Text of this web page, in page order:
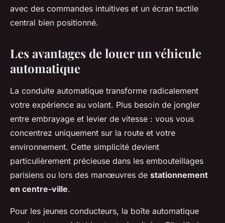
avec des commandes intuitives et un écran tactile
central bien positionné.
Les avantages de louer un véhicule
automatique
La conduite automatique transforme radicalement
votre expérience au volant. Plus besoin de jongler
entre embrayage et levier de vitesse : vous vous
concentrez uniquement sur la route et votre
environnement. Cette simplicité devient
particulièrement précieuse dans les embouteillages
parisiens ou lors des manœuvres de stationnement
en centre-ville.
Pour les jeunes conducteurs, la boîte automatique